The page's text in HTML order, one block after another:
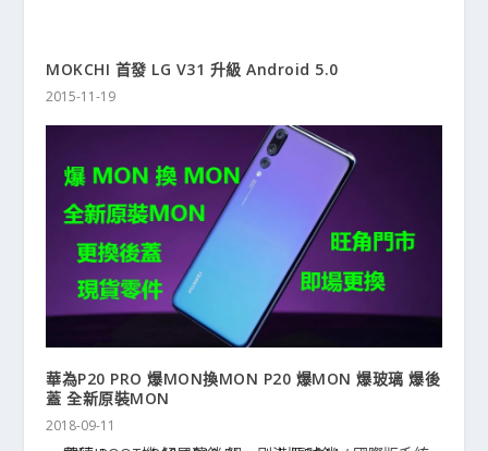
MOKCHI 首發 LG V31 升級 Android 5.0
2015-11-19
華為P20 PRO 爆MON換MON P20 爆MON 爆玻璃 爆後
蓋 全新原裝MON
2018-09-11